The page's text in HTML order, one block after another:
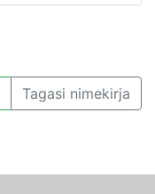
Tagasi nimekirja